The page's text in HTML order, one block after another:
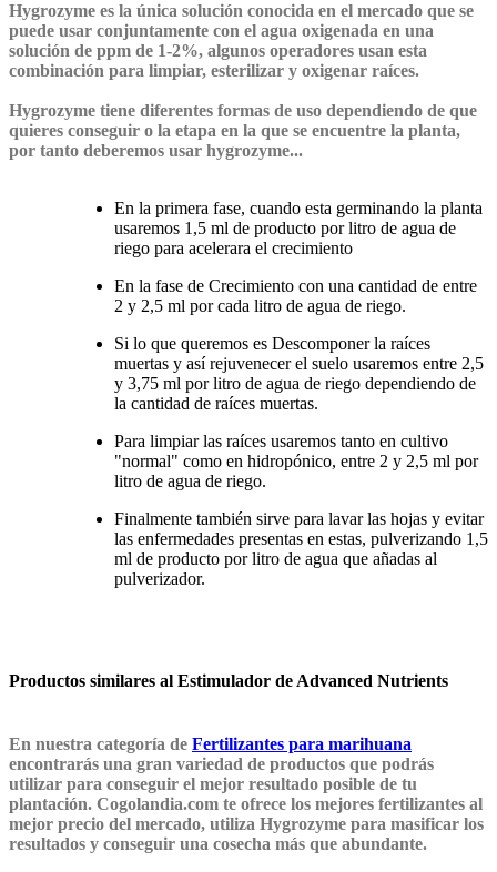
Hygrozyme es la única solución conocida en el mercado que se
puede usar conjuntamente con el agua oxigenada en una
solución de ppm de 1-2%, algunos operadores usan esta
combinación para limpiar, esterilizar y oxigenar raíces.
Hygrozyme tiene diferentes formas de uso dependiendo de que
quieres conseguir o la etapa en la que se encuentre la planta,
por tanto deberemos usar hygrozyme...
En la primera fase, cuando esta germinando la planta
usaremos 1,5 ml de producto por litro de agua de
riego para acelerara el crecimiento
En la fase de Crecimiento con una cantidad de entre
2 y 2,5 ml por cada litro de agua de riego.
Si lo que queremos es Descomponer la raíces
muertas y así rejuvenecer el suelo usaremos entre 2,5
y 3,75 ml por litro de agua de riego dependiendo de
la cantidad de raíces muertas.
Para limpiar las raíces usaremos tanto en cultivo
"normal" como en hidropónico, entre 2 y 2,5 ml por
litro de agua de riego.
Finalmente también sirve para lavar las hojas y evitar
las enfermedades presentas en estas, pulverizando 1,5
ml de producto por litro de agua que añadas al
pulverizador.
Productos similares al Estimulador de Advanced Nutrients
En nuestra categoría de Fertilizantes para marihuana
encontrarás una gran variedad de productos que podrás
utilizar para conseguir el mejor resultado posible de tu
plantación. Cogolandia.com te ofrece los mejores fertilizantes al
mejor precio del mercado, utiliza Hygrozyme para masificar los
resultados y conseguir una cosecha más que abundante.